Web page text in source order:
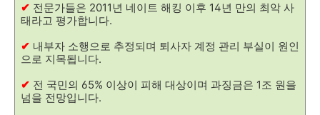
✔ 전문가들은 2011년 네이트 해킹 이후 14년 만의 최악 사
태라고 평가합니다.
✔ 내부자 소행으로 추정되며 퇴사자 계정 관리 부실이 원인
으로 지목됩니다.
✔ 전 국민의 65% 이상이 피해 대상이며 과징금은 1조 원을
넘을 전망입니다.